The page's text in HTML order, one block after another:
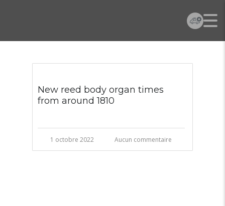
New reed body organ times
from around 1810
1 octobre 2022 Aucun commentaire